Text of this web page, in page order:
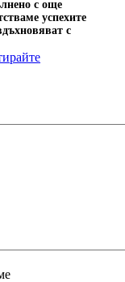
с още
успехите
с